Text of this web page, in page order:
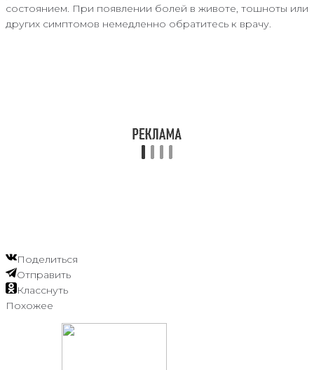
состоянием. При появлении болей в животе, тошноты или
других симптомов немедленно обратитесь к врачу.
Поделиться
Отправить
Класснуть
Похожее